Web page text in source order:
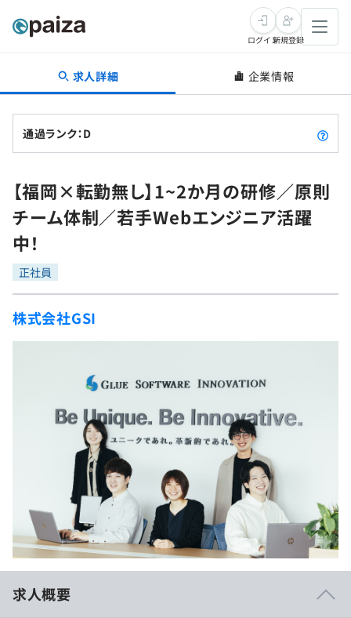
転職・キャリア
転職成功ガイド
転職エージェント
インタビュー
転職成功ガイド
新卒就活
求人検索
本選考
インターン
新卒エージェント
就活成功ガイド
学習
問題集
4択課題
個人向けプラン
法人向けプラン
学校向けプラン
契約内容・クーポン
プログラミング言語
再チャレンジ結果一覧
ゲーム・マンガ
Tech Team Journal
paizaとは？
ログイン新規登録
求人詳細 企業情報
通過ランク：D
【福岡×転勤無し】1~2か月の研修／原則
チーム体制／若手Webエンジニア活躍
中！
正社員
株式会社GSI
求人概要